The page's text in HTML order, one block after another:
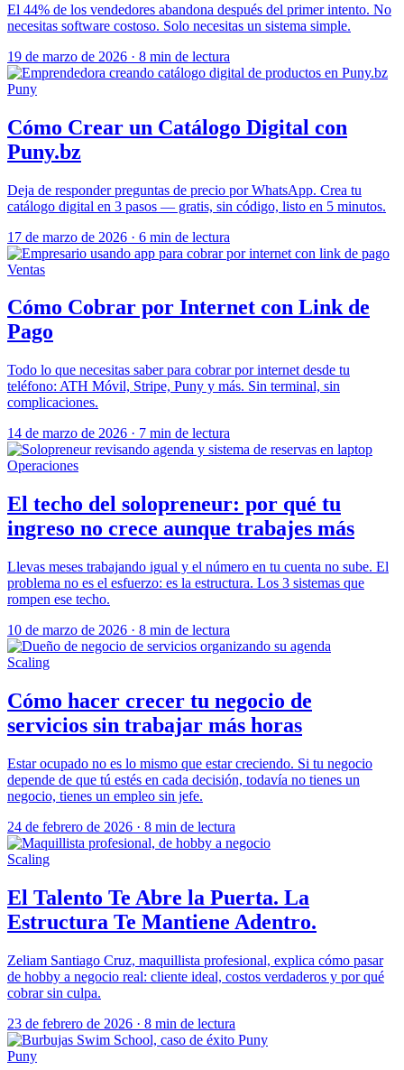
El 44% de los vendedores abandona después del primer intento. No
necesitas software costoso. Solo necesitas un sistema simple.
19 de marzo de 2026 · 8 min de lectura
Puny
Cómo Crear un Catálogo Digital con
Puny.bz
Deja de responder preguntas de precio por WhatsApp. Crea tu
catálogo digital en 3 pasos — gratis, sin código, listo en 5 minutos.
17 de marzo de 2026 · 6 min de lectura
Ventas
Cómo Cobrar por Internet con Link de
Pago
Todo lo que necesitas saber para cobrar por internet desde tu
teléfono: ATH Móvil, Stripe, Puny y más. Sin terminal, sin
complicaciones.
14 de marzo de 2026 · 7 min de lectura
Operaciones
El techo del solopreneur: por qué tu
ingreso no crece aunque trabajes más
Llevas meses trabajando igual y el número en tu cuenta no sube. El
problema no es el esfuerzo: es la estructura. Los 3 sistemas que
rompen ese techo.
10 de marzo de 2026 · 8 min de lectura
Scaling
Cómo hacer crecer tu negocio de
servicios sin trabajar más horas
Estar ocupado no es lo mismo que estar creciendo. Si tu negocio
depende de que tú estés en cada decisión, todavía no tienes un
negocio, tienes un empleo sin jefe.
24 de febrero de 2026 · 8 min de lectura
Scaling
El Talento Te Abre la Puerta. La
Estructura Te Mantiene Adentro.
Zeliam Santiago Cruz, maquillista profesional, explica cómo pasar
de hobby a negocio real: cliente ideal, costos verdaderos y por qué
cobrar sin culpa.
23 de febrero de 2026 · 8 min de lectura
Puny